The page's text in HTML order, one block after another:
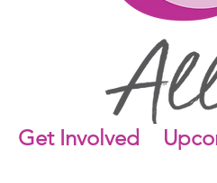
Get Involved